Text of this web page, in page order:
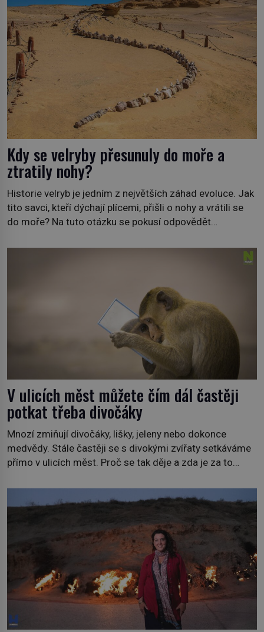
Kdy se velryby přesunuly do moře a
ztratily nohy?
Historie velryb je jedním z největších záhad evoluce. Jak
tito savci, kteří dýchají plícemi, přišli o nohy a vrátili se
do moře? Na tuto otázku se pokusí odpovědět
premiéru ve čtvrtek 29. února ve 20:00 na televizní
V ulicích měst můžete čím dál častěji
potkat třeba divočáky
Mnozí zmiňují divočáky, lišky, jeleny nebo dokonce
medvědy. Stále častěji se s divokými zvířaty setkáváme
přímo v ulicích měst. Proč se tak děje a zda je za to
jiných. My se raději podíváme do jiných zemí a
prozkoumáme, jaká další zvířata po celém světě se